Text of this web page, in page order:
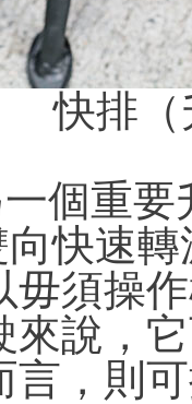
快排
個重
快速
毋須操
來說，
言，則